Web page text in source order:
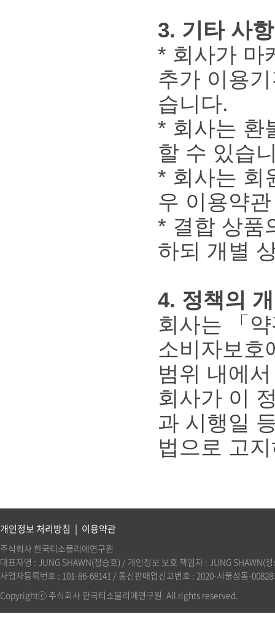
3. 기타 사항
* 회사가 마
추가 이용
습니다.
* 회사는 환
할 수 있습
* 회사는 회
우 이용약
* 결합 상품
하되 개별
4. 정책의
회사는 「
소비자보호
범위 내에
회사가 이
과 시행일
법으로 고
개인정보 처리방침 | 이용약관
주식회사 한국티소믈리에연구원
대표자명 : JUNG SHAWN(정승호) / 개인정보 보호 책임자 : JUNG
사업자등록번호 : 101-86-68141 / 통신판매업신고번호 : 2020-서울성동-
Copyrightⓒ 주식회사 한국티소믈리에연구원. All rights reserved.